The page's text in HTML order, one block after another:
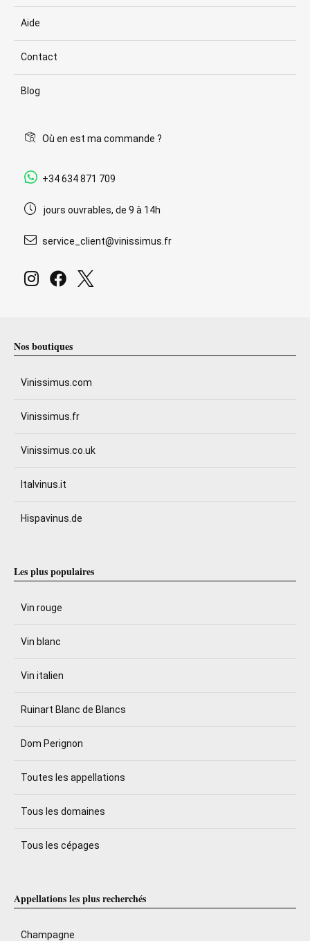
Aide
Contact
Blog
Où en est ma commande ?
+34 634 871 709
jours ouvrables, de 9 à 14h
service_client@vinissimus.fr
Nos boutiques
Vinissimus.com
Vinissimus.fr
Vinissimus.co.uk
Italvinus.it
Hispavinus.de
Les plus populaires
Vin rouge
Vin blanc
Vin italien
Ruinart Blanc de Blancs
Dom Perignon
Toutes les appellations
Tous les domaines
Tous les cépages
Appellations les plus recherchés
Champagne